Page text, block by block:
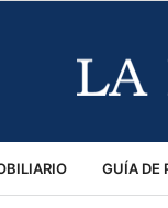
GUÍA DE